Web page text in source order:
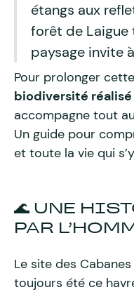
étangs aux
forêt de Laigue
paysage invite
Pour prolonger
biodiversité
accompagne tout
Un guide pour
et toute la vie qui
🌊 UNE
PAR
Le site des Cabanes
toujours été ce